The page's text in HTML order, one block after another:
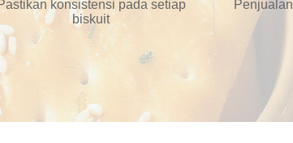
konsistensi pada setiap
biskuit